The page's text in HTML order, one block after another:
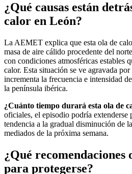
¿Qué causas están
calor en León?
La AEMET explica que esta ola de
masa de aire cálido procedente del
con condiciones atmosféricas estables
calor. Esta situación se ve agravada
incrementa la frecuencia e intensidad
la península ibérica.
¿Cuánto tiempo durará esta ola de
oficiales, el episodio podría extenderse
tendencia a la gradual disminución de
mediados de la próxima semana.
¿Qué
para protegerse?